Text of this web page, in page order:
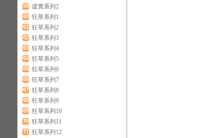
59 虛實系列2
60 狂草系列1
61 狂草系列2
62 狂草系列3
63 狂草系列4
64 狂草系列5
65 狂草系列6
66 狂草系列7
67 狂草系列8
68 狂草系列9
69 狂草系列10
70 狂草系列11
71 狂草系列12